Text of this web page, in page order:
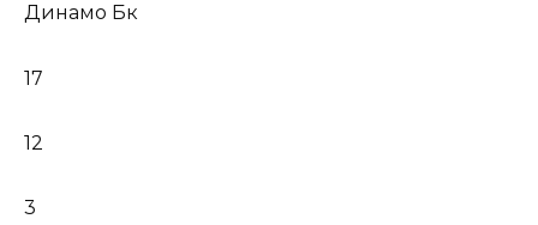
Динамо Бк
17
12
3